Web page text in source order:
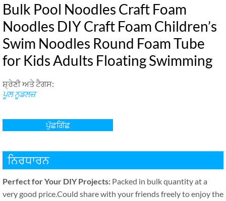
Bulk Pool Noodles Craft Foam
Noodles DIY Craft Foam Children’s
Swim Noodles Round Foam Tube
for Kids Adults Floating Swimming
ਸ਼੍ਰੇਣੀ ਅਤੇ ਟੈਗਸ:
ਪੂਲ ਨੂਡਲਜ਼
ਪੁੱਛਗਿੱਛ
ਨਿਰਧਾਰਨ
Perfect for Your DIY Projects: Packed in bulk quantity at a
very good price.Could share with your friends freely to enjoy the